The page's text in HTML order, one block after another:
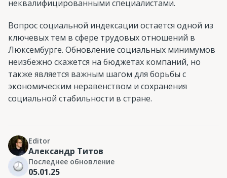
неквалифицированными специалистами.
Вопрос социальной индексации остается одной из
ключевых тем в сфере трудовых отношений в
Люксембурге. Обновление социальных минимумов
неизбежно скажется на бюджетах компаний, но
также является важным шагом для борьбы с
экономическим неравенством и сохранения
социальной стабильности в стране.
Editor
Александр Титов
Последнее обновление
05.01.25